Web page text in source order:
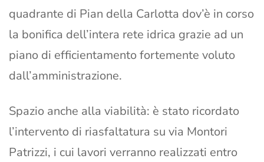
quadrante di Pian della Carlotta dov’è in corso
la bonifica dell’intera rete idrica grazie ad un
piano di efficientamento fortemente voluto
dall’amministrazione.
Spazio anche alla viabilità: è stato ricordato
l’intervento di riasfaltatura su via Montori
Patrizzi, i cui lavori verranno realizzati entro